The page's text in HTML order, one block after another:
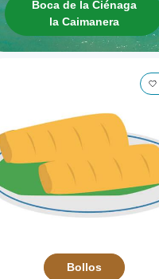
Boca de la Ciénaga
la Caimanera
Bollos